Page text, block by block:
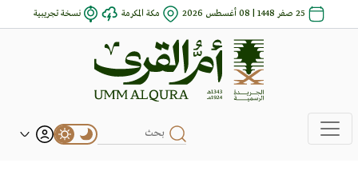
25 صفر 1448 | 08 أغسطس 2026 مكة المكرمة نسخة تجريبية